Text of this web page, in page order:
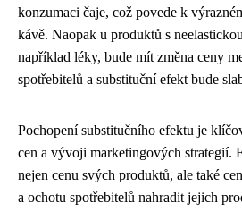
konzumaci čaje, což povede k
kávě. Naopak u produktů s
například léky, bude mít změna ceny
spotřebitelů a substituční efekt bude
Pochopení substitučního efektu je
cen a vývoji marketingových strategií.
nejen cenu svých produktů, ale také
a ochotu spotřebitelů nahradit jejich